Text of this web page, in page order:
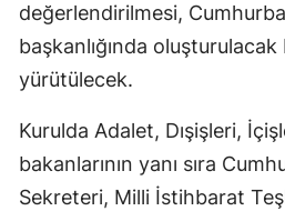
değerlendirilmesi,
başkanlığında
yürütülecek.
Kurulda Adalet, Dışişleri,
bakanlarının yanı sıra
Sekreteri, Milli İstihbarat